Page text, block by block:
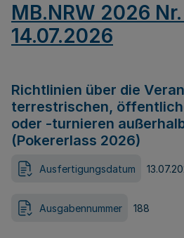
MB.NRW 2026
14.07.2026
Richtlinien über die
terrestrischen,
oder -turnieren
(Pokererlass 2026)
Ausfertigungsdatum
Ausgabennummer 188